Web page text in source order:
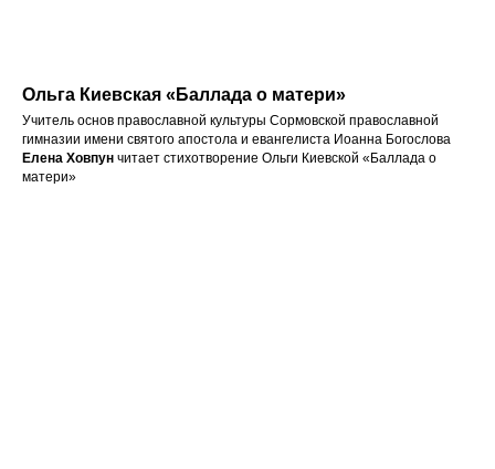
Ольга Киевская «Баллада о матери»
Учитель основ православной культуры Сормовской православной
гимназии имени святого апостола и евангелиста Иоанна Богослова
Елена Ховпун читает стихотворение Ольги Киевской «Баллада о
матери»